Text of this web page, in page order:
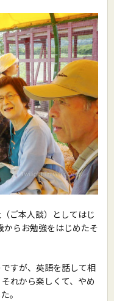
ご本人談）としてはじ
らお勉強をはじめたそ
すが、英語を話して相
れから楽しくて、やめ
。